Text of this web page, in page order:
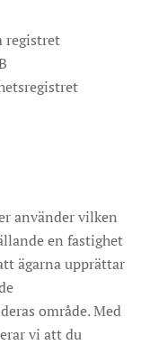
registret
använder vilken
en fastighet
ägarna upprättar
område. Med
vi att du